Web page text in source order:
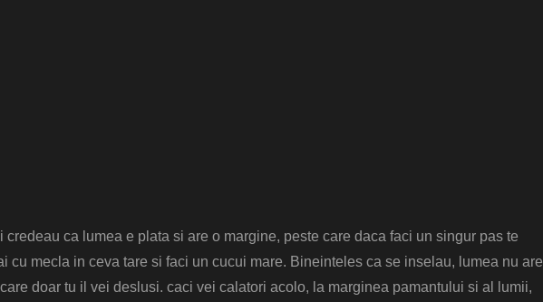
credeau ca lumea e plata si are o margine, peste care daca faci un singur pas te
cu mecla in ceva tare si faci un cucui mare. Bineinteles ca se inselau, lumea nu are
doar tu il vei deslusi. caci vei calatori acolo, la marginea pamantului si al lumii,